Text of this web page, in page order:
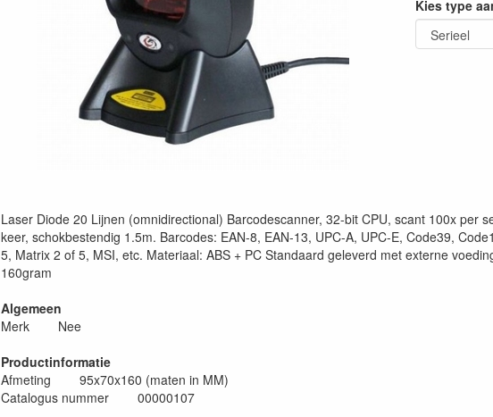
Kies type
Laser Diode 20 Lijnen (omnidirectional) Barcodescanner, 32-bit CPU, scant 100x per
keer, schokbestendig 1.5m. Barcodes: EAN-8, EAN-13, UPC-A, UPC-E, Code39,
5, Matrix 2 of 5, MSI, etc. Materiaal: ABS + PC Standaard geleverd met externe
160gram
Algemeen
Merk Nee
Productinformatie
Afmeting 95x70x160 (maten in MM)
Catalogus nummer 00000107